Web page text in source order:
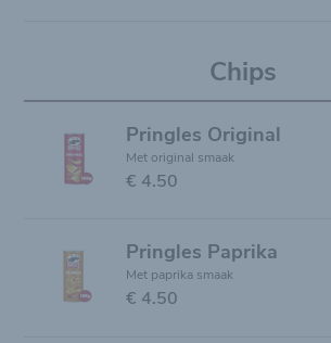
Chips
Pringles Original
Met original smaak
€ 4.50
Pringles Paprika
Met paprika smaak
€ 4.50